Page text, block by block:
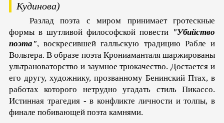
Кудинова)
Разлад поэта с миром принимает гротескные
формы в шутливой философской повести "Убийство
поэта", воскресившей галльскую традицию Рабле и
Вольтера. В образе поэта Крониаманталя шаржированы
ультрановаторство и заумное трюкачество. Достается и
его другу, художнику, прозванному Бенинский Птах, в
работах которого нетрудно угадать стиль Пикассо.
Истинная трагедия - в конфликте личности и толпы, в
финале побивающей поэта камнями.